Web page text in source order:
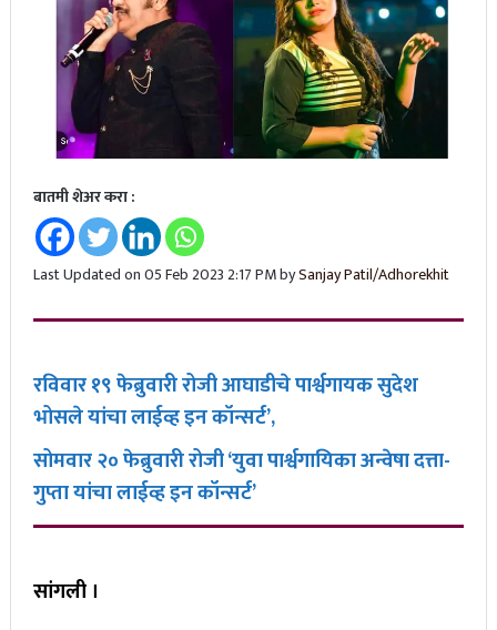
बातमी शेअर करा :
Last Updated on 05 Feb 2023 2:17 PM bySanjay Patil/Adhorekhit
रविवार १९फेब्रुवारीरोजी आघाडीचे पार्श्वगायक सुदेश
भोसले यांचा लाईव्ह इन कॉन्सर्ट’,
सोमवार २० फेब्रुवारी रोजी ‘युवा पार्श्वगायिका अन्वेषा दत्ता-
गुप्ता यांचा लाईव्ह इन कॉन्सर्ट’
सांगली ।